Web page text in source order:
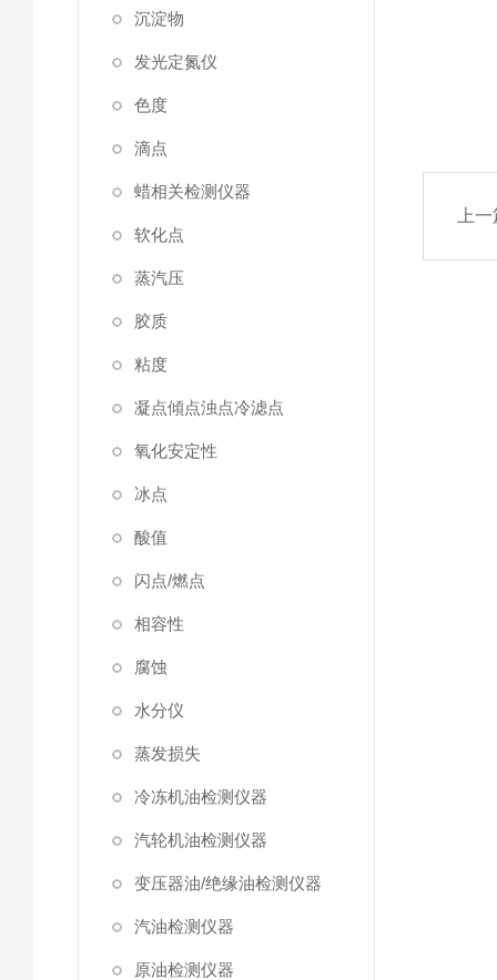
沉淀物
发光定氮仪
色度
滴点
蜡相关检测仪器
软化点
蒸汽压
胶质
粘度
凝点傾点浊点冷滤点
氧化安定性
冰点
酸值
闪点/燃点
相容性
腐蚀
水分仪
蒸发损失
冷冻机油检测仪器
汽轮机油检测仪器
变压器油/绝缘油检测仪器
汽油检测仪器
原油检测仪器
上